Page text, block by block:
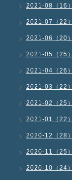
2021-08（16）
2021-07（22）
2021-06（20）
2021-05（25）
2021-04（26）
2021-03（22）
2021-02（25）
2021-01（22）
2020-12（28）
2020-11（25）
2020-10（24）